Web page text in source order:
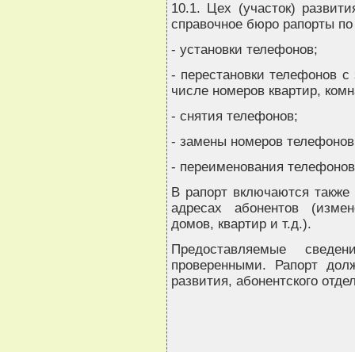
10.1. Цех (участок)
справочное бюро рапорты
- установки телефонов;
- перестановки телефонов
числе номеров квартир,
- снятия телефонов;
- замены номеров
- переименования
В рапорт включаются
адресах абонентов
домов, квартир и т.д.).
Предоставляемые
проверенными. Рапорт
развития, абонентского